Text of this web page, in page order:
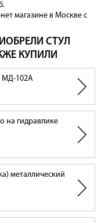
магазине в Москве с
СТУЛ
КУПИЛИ
МД-102A
на гидравлике
металлический